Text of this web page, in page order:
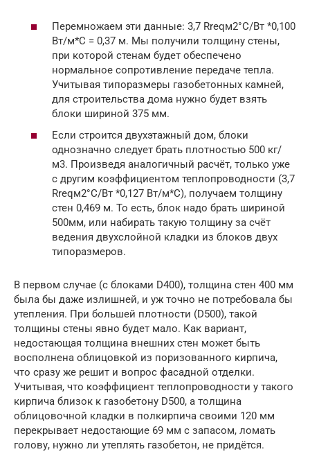
Перемножаем эти данные: 3,7 Rreqм2°C/Вт *0,100
Вт/м*С = 0,37 м. Мы получили толщину стены,
при которой стенам будет обеспечено
нормальное сопротивление передаче тепла.
Учитывая типоразмеры газобетонных камней,
для строительства дома нужно будет взять
блоки шириной 375 мм.
Если строится двухэтажный дом, блоки
однозначно следует брать плотностью 500 кг/
м3. Произведя аналогичный расчёт, только уже
с другим коэффициентом теплопроводности (3,7
Rreqм2°C/Вт *0,127 Вт/м*С), получаем толщину
стен 0,469 м. То есть, блок надо брать шириной
500мм, или набирать такую толщину за счёт
ведения двухслойной кладки из блоков двух
типоразмеров.
В первом случае (с блоками D400), толщина стен 400 мм
была бы даже излишней, и уж точно не потребовала бы
утепления. При большей плотности (D500), такой
толщины стены явно будет мало. Как вариант,
недостающая толщина внешних стен может быть
восполнена облицовкой из поризованного кирпича,
что сразу же решит и вопрос фасадной отделки.
Учитывая, что коэффициент теплопроводности у такого
кирпича близок к газобетону D500, а толщина
облицовочной кладки в полкирпича своими 120 мм
перекрывает недостающие 69 мм с запасом, ломать
голову, нужно ли утеплять газобетон, не придётся.